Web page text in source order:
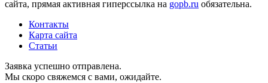
сайта, прямая активная гиперссылка на gopb.ru обязательна.
Контакты
Карта сайта
Статьи
Заявка успешно отправлена.
Мы скоро свяжемся с вами, ожидайте.